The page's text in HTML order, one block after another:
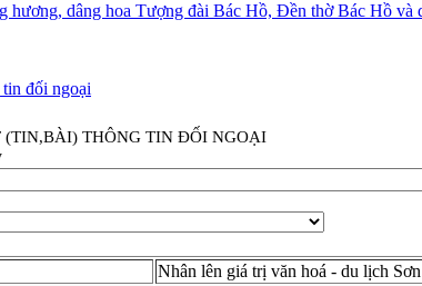
hương, dâng hoa Tượng đài Bác Hồ, Đền thờ Bác Hồ
đối ngoại
THÔNG TIN ĐỐI NGOẠI
Nhân lên giá trị văn hoá - du lịch